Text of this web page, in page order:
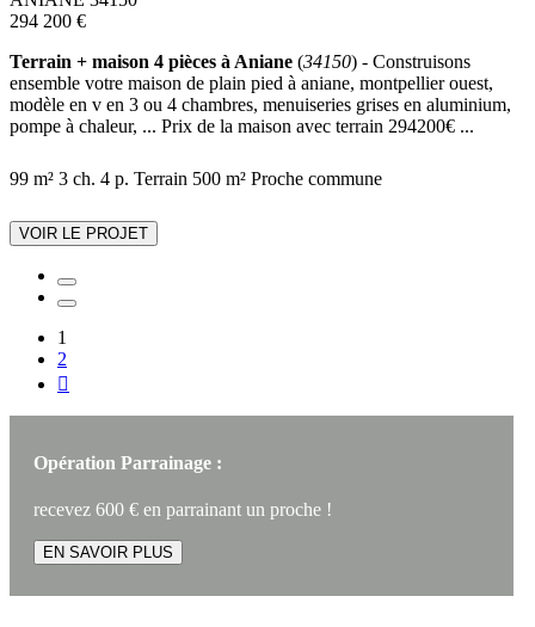
294 200 €
Terrain + maison 4 pièces à Aniane (34150) - Construisons
ensemble votre maison de plain pied à aniane, montpellier ouest,
modèle en v en 3 ou 4 chambres, menuiseries grises en aluminium,
pompe à chaleur, ... Prix de la maison avec terrain 294200€ ...
99 m² 3 ch. 4 p. Terrain 500 m² Proche commune
VOIR LE PROJET
1
2

Opération Parrainage :
recevez 600 € en parrainant un proche !
EN SAVOIR PLUS